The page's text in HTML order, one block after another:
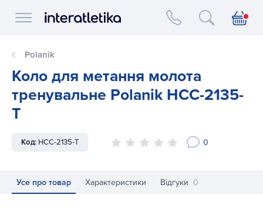
Interatletika logo
Polanik
Коло для метання молота
тренувальне Polanik HCC-2135-
T
Код: HCC-2135-T 0
Усе про товар Характеристики Відгуки 0